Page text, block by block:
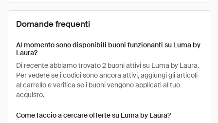
Domande frequenti
Al momento sono disponibili buoni funzionanti su Luma by
Laura?
Di recente abbiamo trovato 2 buoni attivi su Luma by Laura.
Per vedere se i codici sono ancora attivi, aggiungi gli articoli
al carrello e verifica se i buoni vengono applicati al tuo
acquisto.
Come faccio a cercare offerte su Luma by Laura?